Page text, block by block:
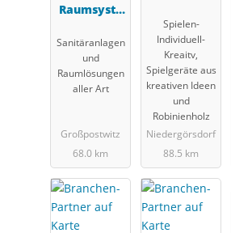
Raumsyste
Sanitäranlagen
und
Raumlösungen
aller Art
Großpostwitz
68.0 km
Spielen-
Individuell-
Kreaitv,
Spielgeräte aus
kreativen Ideen
und
Robinienholz
Niedergörsdorf
88.5 km